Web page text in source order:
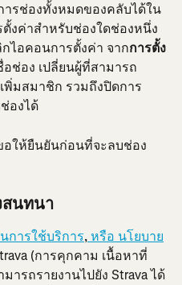
รช่องทั้งหมดของคลับได้ใน
ตั้งค่าสำหรับช่องใดช่องหนึ่ง
ไอคอนการตั้งค่า จากการตั้ง
ช่อง เปลี่ยนผู้ที่สามารถ
พิ่มสมาชิก รวมถึงปิดการ
องได้
ให้ยืนยันก่อนที่จะลบช่อง
สนทนา
การใช้บริการ, หรือ นโยบาย
(การคุกคาม เนื้อหาที่
ารถรายงานไปยัง Strava ได้